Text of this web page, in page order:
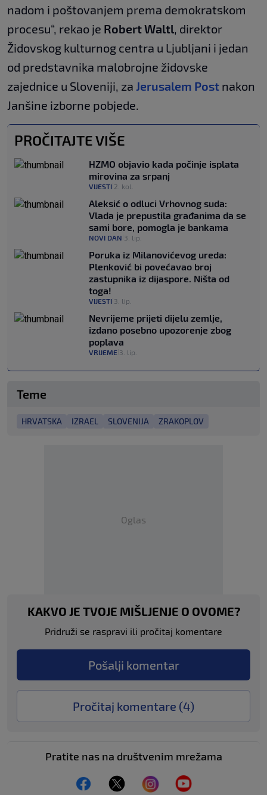
nadom i poštovanjem prema demokratskom
procesu“, rekao je Robert Waltl , direktor
Židovskog kulturnog centra u Ljubljani i jedan
od predstavnika malobrojne židovske
zajednice u Sloveniji, za Jerusalem Post nakon
Janšine izborne pobjede.
PROČITAJTE VIŠE
HZMO objavio kada počinje isplata
mirovina za srpanj
VIJESTI 2. kol.
Aleksić o odluci Vrhovnog suda:
Vlada je prepustila građanima da se
sami bore, pomogla je bankama
NOVI DAN 3. lip.
Poruka iz Milanovićevog ureda:
Plenković bi povećavao broj
zastupnika iz dijaspore. Ništa od
toga!
VIJESTI 3. lip.
Nevrijeme prijeti dijelu zemlje,
izdano posebno upozorenje zbog
poplava
VRIJEME 3. lip.
Teme
HRVATSKA IZRAEL SLOVENIJA ZRAKOPLOV
Oglas
KAKVO JE TVOJE MIŠLJENJE O OVOME?
Pridruži se raspravi ili pročitaj komentare
Pošalji komentar
Pročitaj komentare (4)
Pratite nas na društvenim mrežama